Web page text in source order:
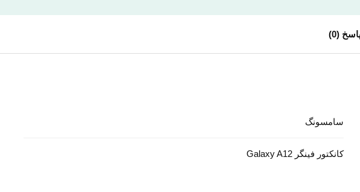
(0)
سامسونگ
کانکتور فینگر Galaxy A12